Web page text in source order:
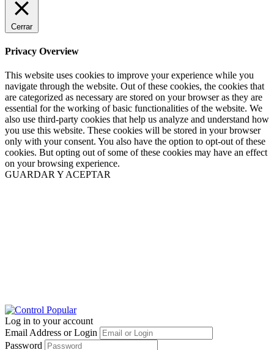
Cerrar
Privacy Overview
This website uses cookies to improve your experience while you
navigate through the website. Out of these cookies, the cookies that
are categorized as necessary are stored on your browser as they are
essential for the working of basic functionalities of the website. We
also use third-party cookies that help us analyze and understand how
you use this website. These cookies will be stored in your browser
only with your consent. You also have the option to opt-out of these
cookies. But opting out of some of these cookies may have an effect
on your browsing experience.
GUARDAR Y ACEPTAR
Log in to your account
Email Address or Login
Password